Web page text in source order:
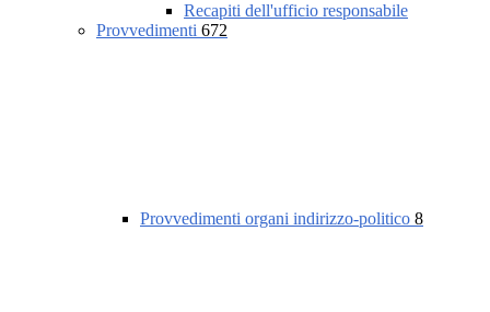
Recapiti dell'ufficio responsabile
Provvedimenti 672
Provvedimenti organi indirizzo-politico 8